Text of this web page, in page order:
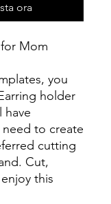
ora
Mom
you
holder
have
to create
cutting
Cut,
this